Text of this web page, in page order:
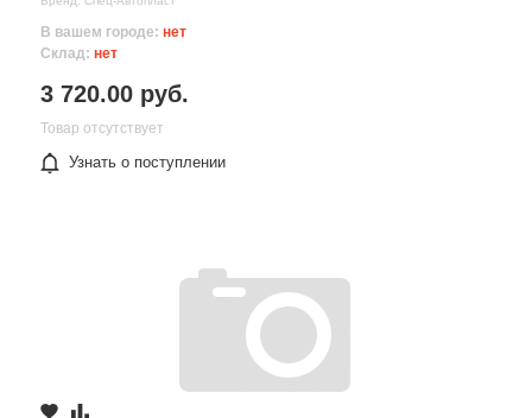
В вашем городе: нет
Склад: нет
3 720.00 руб.
Товар отсутствует
Узнать о поступлении